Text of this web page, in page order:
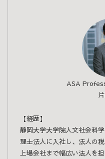
ASA
【経歴】
静岡大学大学院人文社会科
理士法人に入社し、法人の
上場会社まで幅広い法人を担